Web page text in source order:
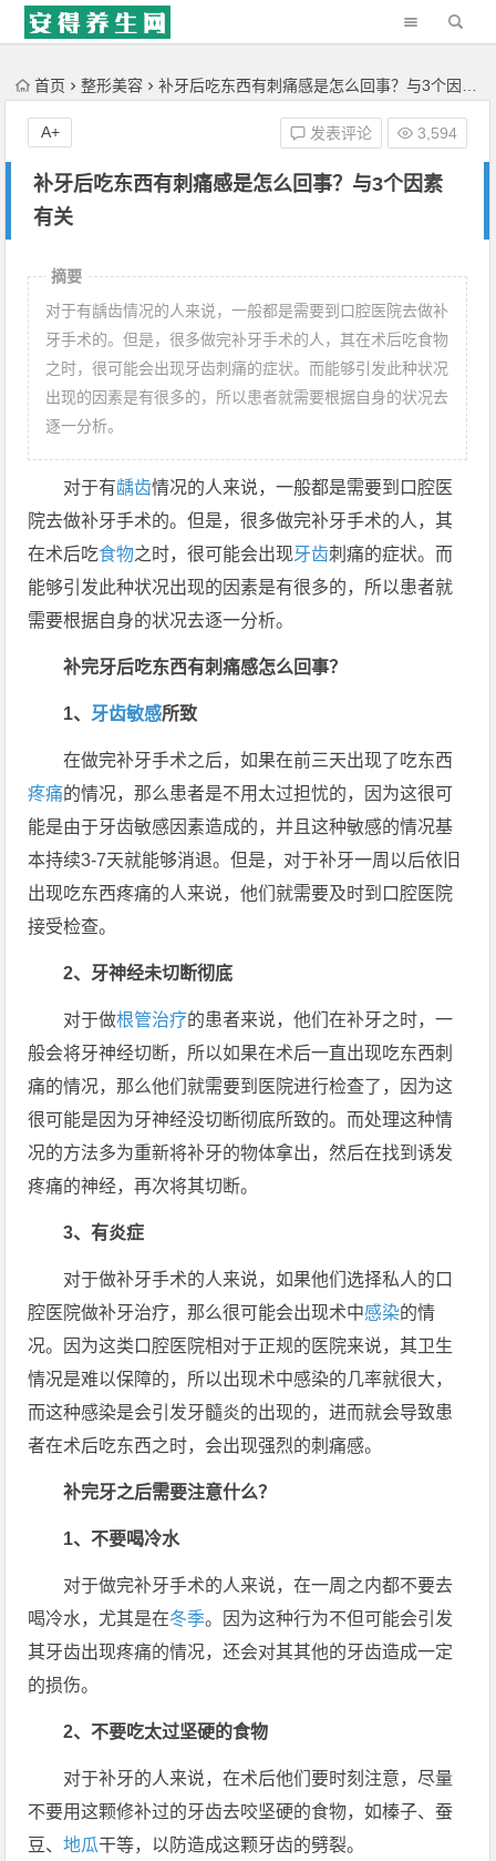
'); })();
首页 整形美容 补牙后吃东西有刺痛感是怎么回事？与3个因素有关
补牙后吃东西有刺痛感是怎么回事？与3个因素
有关
发表评论 3,594
A+
摘要
对于有龋齿情况的人来说，一般都是需要到口腔医院去做补
牙手术的。但是，很多做完补牙手术的人，其在术后吃食物
之时，很可能会出现牙齿刺痛的症状。而能够引发此种状况
出现的因素是有很多的，所以患者就需要根据自身的状况去
逐一分析。
对于有龋齿情况的人来说，一般都是需要到口腔医
院去做补牙手术的。但是，很多做完补牙手术的人，其
在术后吃食物之时，很可能会出现牙齿刺痛的症状。而
能够引发此种状况出现的因素是有很多的，所以患者就
需要根据自身的状况去逐一分析。
补完牙后吃东西有刺痛感怎么回事？
1、 牙齿敏感所致
在做完补牙手术之后，如果在前三天出现了吃东西
疼痛的情况，那么患者是不用太过担忧的，因为这很可
能是由于牙齿敏感因素造成的，并且这种敏感的情况基
本持续3-7天就能够消退。但是，对于补牙一周以后依旧
出现吃东西疼痛的人来说，他们就需要及时到口腔医院
接受检查。
2、牙神经未切断彻底
对于做根管治疗的患者来说，他们在补牙之时，一
般会将牙神经切断，所以如果在术后一直出现吃东西刺
痛的情况，那么他们就需要到医院进行检查了，因为这
很可能是因为牙神经没切断彻底所致的。而处理这种情
况的方法多为重新将补牙的物体拿出，然后在找到诱发
疼痛的神经，再次将其切断。
3、有炎症
对于做补牙手术的人来说，如果他们选择私人的口
腔医院做补牙治疗，那么很可能会出现术中感染的情
况。因为这类口腔医院相对于正规的医院来说，其卫生
情况是难以保障的，所以出现术中感染的几率就很大，
而这种感染是会引发牙髓炎的出现的，进而就会导致患
者在术后吃东西之时，会出现强烈的刺痛感。
补完牙之后需要注意什么？
1、不要喝冷水
对于做完补牙手术的人来说，在一周之内都不要去
喝冷水，尤其是在冬季。因为这种行为不但可能会引发
其牙齿出现疼痛的情况，还会对其其他的牙齿造成一定
的损伤。
2、不要吃太过坚硬的食物
对于补牙的人来说，在术后他们要时刻注意，尽量
不要用这颗修补过的牙齿去咬坚硬的食物，如榛子、蚕
豆、地瓜干等，以防造成这颗牙齿的劈裂。